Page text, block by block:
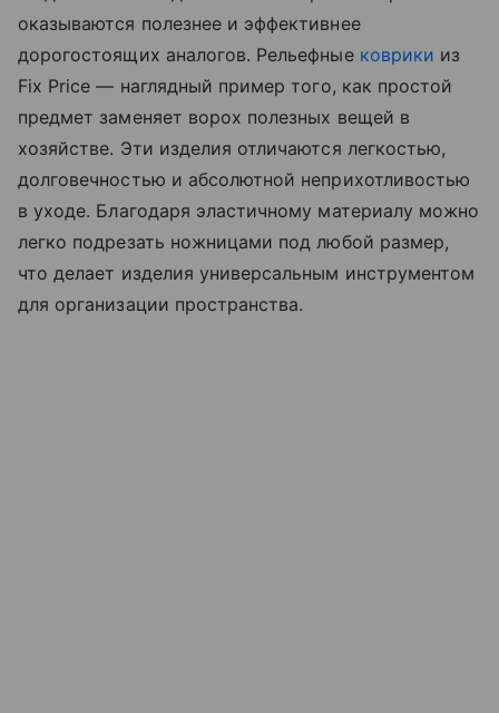
оказываются полезнее и эффективнее
дорогостоящих аналогов. Рельефные коврики из
Fix Price — наглядный пример того, как простой
предмет заменяет ворох полезных вещей в
хозяйстве. Эти изделия отличаются легкостью,
долговечностью и абсолютной неприхотливостью
в уходе. Благодаря эластичному материалу можно
легко подрезать ножницами под любой размер,
что делает изделия универсальным инструментом
для организации пространства.